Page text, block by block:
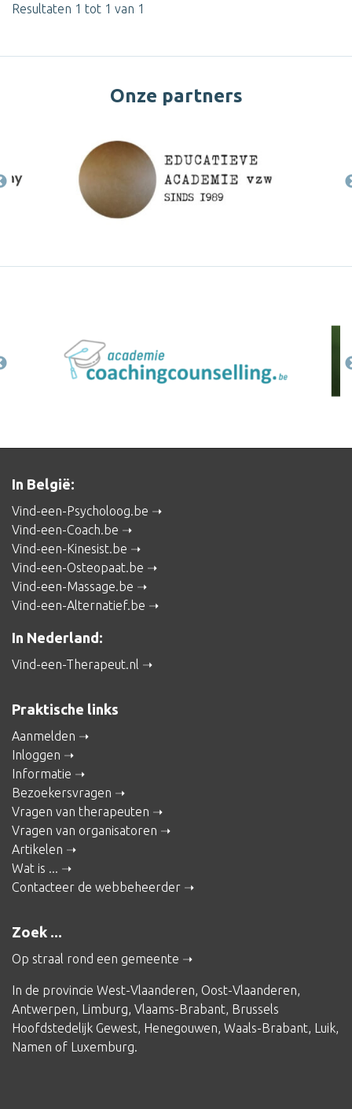
Resultaten 1 tot 1 van 1
Onze partners
In België:
Vind-een-Psycholoog.be
Vind-een-Coach.be
Vind-een-Kinesist.be
Vind-een-Osteopaat.be
Vind-een-Massage.be
Vind-een-Alternatief.be
In Nederland:
Vind-een-Therapeut.nl
Praktische links
Aanmelden
Inloggen
Informatie
Bezoekersvragen
Vragen van therapeuten
Vragen van organisatoren
Artikelen
Wat is ...
Contacteer de webbeheerder
Zoek ...
Op straal rond een gemeente
In de provincie West-Vlaanderen, Oost-Vlaanderen,
Antwerpen, Limburg, Vlaams-Brabant, Brussels
Hoofdstedelijk Gewest, Henegouwen, Waals-Brabant, Luik,
Namen of Luxemburg.